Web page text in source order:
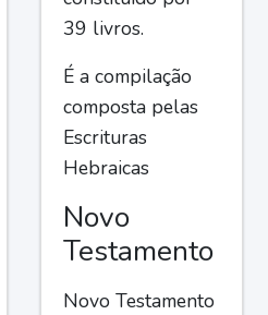
39 livros.
É a compilação
composta pelas
Escrituras
Hebraicas
Novo
Testamento
Novo Testamento